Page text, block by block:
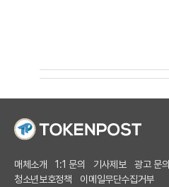
매체소개 1:1 문의 기사제보 광고 문의
청소년보호정책
이메일무단수집거부